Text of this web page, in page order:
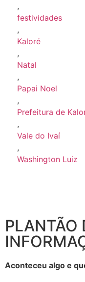
,
festividades
,
Kaloré
,
Natal
,
Papai Noel
,
Prefeitura de
,
Vale do Ivaí
,
Washington Luiz
PLANTÃO
Aconteceu algo e